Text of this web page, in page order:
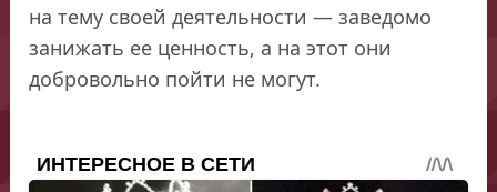
на тему своей деятельности — заведомо
занижать ее ценность, а на этот они
добровольно пойти не могут.